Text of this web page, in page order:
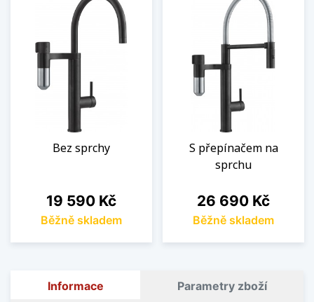
Bez sprchy
Cena
19 590 Kč
Běžně skladem
S přepínačem na
sprchu
Cena
26 690 Kč
Běžně skladem
Informace Parametry zboží